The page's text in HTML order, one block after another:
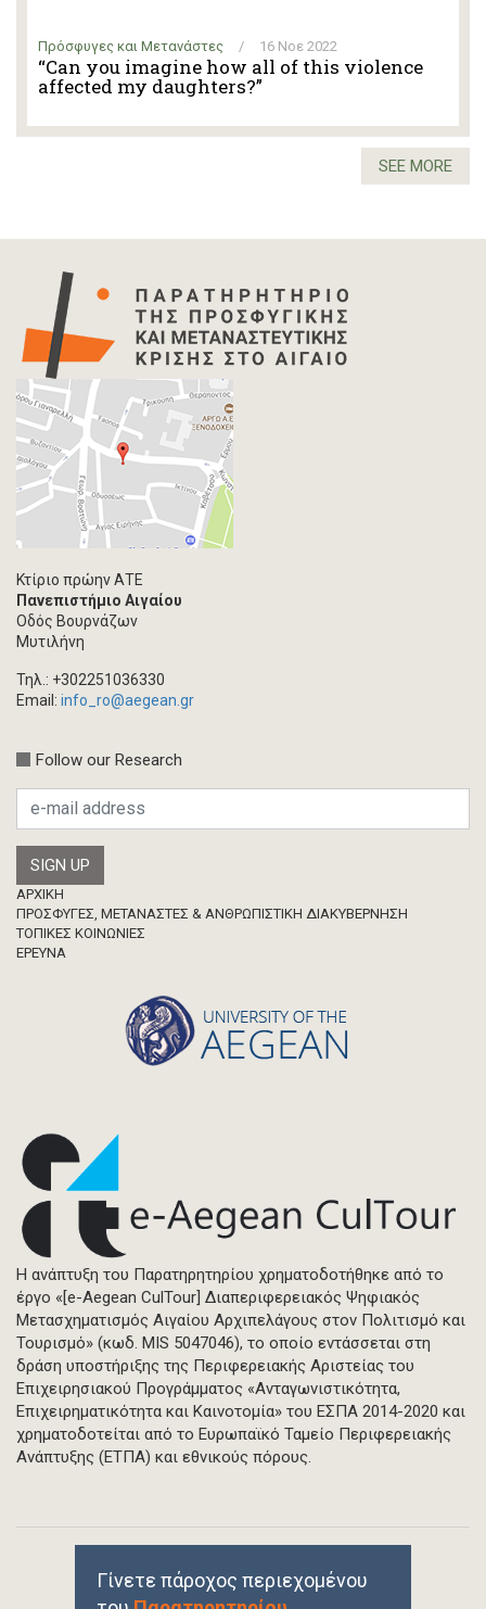
Πρόσφυγες και Μετανάστες / 16 Νοε 2022
“Can you imagine how all of this violence
affected my daughters?”
SEE MORE
Κτίριο πρώην ΑΤΕ
Πανεπιστήμιο Αιγαίου
Οδός Βουρνάζων
Μυτιλήνη
Τηλ.: +302251036330
Email: info_ro@aegean.gr
Follow our Research
Footer
ΑΡΧΙΚΗ
ΠΡΟΣΦΥΓΕΣ, ΜΕΤΑΝΑΣΤΕΣ & ΑΝΘΡΩΠΙΣΤΙΚΗ ΔΙΑΚΥΒΕΡΝΗΣΗ
ΤΟΠΙΚΕΣ ΚΟΙΝΩΝΙΕΣ
ΈΡΕΥΝΑ
Η ανάπτυξη του Παρατηρητηρίου χρηματοδοτήθηκε από το
έργο «[e-Aegean CulTour] Διαπεριφερειακός Ψηφιακός
Μετασχηματισμός Αιγαίου Αρχιπελάγους στον Πολιτισμό και
Τουρισμό» (κωδ. MIS 5047046), το οποίο εντάσσεται στη
δράση υποστήριξης της Περιφερειακής Αριστείας του
Επιχειρησιακού Προγράμματος «Ανταγωνιστικότητα,
Επιχειρηματικότητα και Καινοτομία» του ΕΣΠΑ 2014-2020 και
χρηματοδοτείται από το Ευρωπαϊκό Ταμείο Περιφερειακής
Ανάπτυξης (ΕΤΠΑ) και εθνικούς πόρους.
Γίνετε πάροχος περιεχομένου